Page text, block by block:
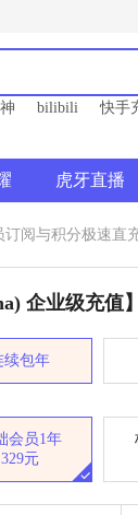
bilibili 快手
虎牙直播
订阅与积分极速直
企业级充
续包年
会员1年
329元